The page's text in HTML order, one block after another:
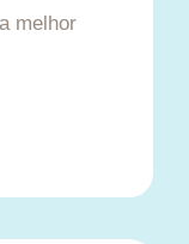
melhor